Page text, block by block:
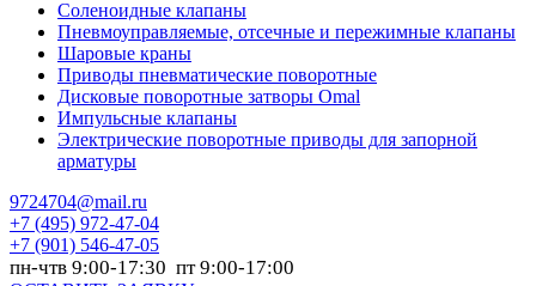
Соленоидные клапаны
Пневмоуправляемые, отсечные и пережимные клапаны
Шаровые краны
Приводы пневматические поворотные
Дисковые поворотные затворы Omal
Импульсные клапаны
Электрические поворотные приводы для запорной
арматуры
9724704@mail.ru
+7 (495) 972-47-04
+7 (901) 546-47-05
пн-чтв 9:00-17:30 пт 9:00-17:00